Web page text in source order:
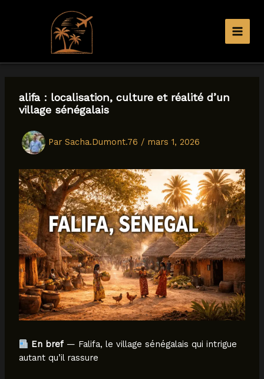
Aller
contenualifa : localisation, culture et réalité d’un
village sénégalais
Par Sacha.Dumont.76 / mars 1, 2026
En bref — Falifa, le village sénégalais qui intrigue
autant qu’il rassure